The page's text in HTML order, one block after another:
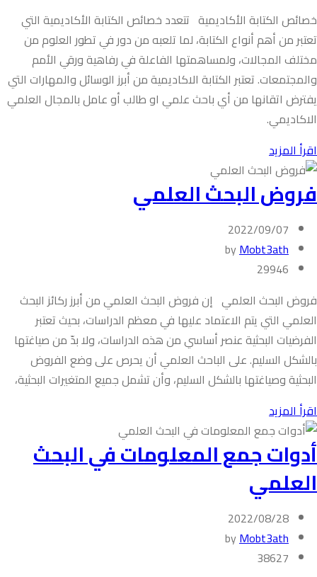
خصائص الكتابة الأكاديمية تتعدد خصائص الكتابة الأكاديمية التي
تعتبر من أهم أنواع الكتابة، لما تلعبه من دور في تطور العلوم من
مختلف المجالات، ولمساهمتها الفاعلة في رفاهية ورقي الأمم
والمجتمعات. تعتبر الكتابة الاكاديمية من أبرز الوسائل والمهارات التي
يفترض اتقانها من أي باحث علمي او طالب أو عامل بالمجال العلمي
الاكاديمي.
اقرأ المزيد
فروض البحث العلمي
2022/09/07
byMobt3ath
29946
فروض البحث العلمي إن فروض البحث العلمي من أبرز ركائز البحث
العلمي التي يتم الاعتماد عليها في معظم الدراسات، بحيث تعتبر
الفرضيات البحثية عنصر أساسي من هذه الدراسات، ولا بدّ من صياغتها
بالشكل السليم. على الباحث العلمي أن يحرص على وضع الفروض
البحثية وصياغتها بالشكل السليم، وأن تشمل جميع المتغيرات البحثية،
اقرأ المزيد
أدوات جمع المعلومات في البحث
العلمي
2022/08/28
byMobt3ath
38627